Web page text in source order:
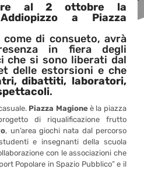
al 2 ottobre la
a Piazza
come di consueto, avrà
in fiera degli
che si sono liberati dal
delle estorsioni e che
dibattiti, laboratori,
.
Piazza Magioneè la piazza
di riqualificazione frutto
, un’area giochi nata dal percorso
e insegnanti della scuola
con le associazioni che
Popolare in Spazio Pubblico” e il